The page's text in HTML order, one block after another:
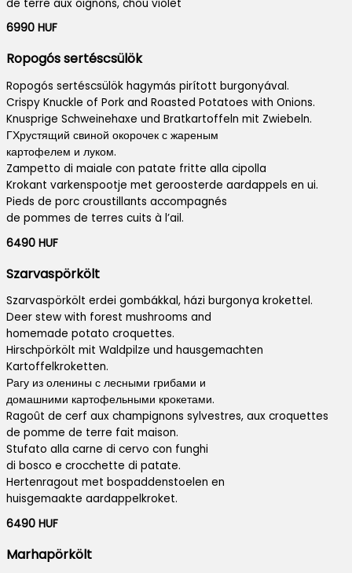
de terre aux oignons, chou violet
6990 HUF
Ropogós sertéscsülök
Ropogós sertéscsülök hagymás pirított burgonyával.
Crispy Knuckle of Pork and Roasted Potatoes with Onions.
Knusprige Schweinehaxe und Bratkartoffeln mit Zwiebeln.
ГХрустящий свиной окорочек с жареным
картофелем и луком.
Zampetto di maiale con patate fritte alla cipolla
Krokant varkenspootje met geroosterde aardappels en ui.
Pieds de porc croustillants accompagnés
de pommes de terres cuits à l’ail.
6490 HUF
Szarvaspörkölt
Szarvaspörkölt erdei gombákkal, házi burgonya krokettel.
Deer stew with forest mushrooms and
homemade potato croquettes.
Hirschpörkölt mit Waldpilze und hausgemachten
Kartoffelkroketten.
Рагу из оленины с лесными грибами и
домашними картофельными крокетами.
Ragoût de cerf aux champignons sylvestres, aux croquettes
de pomme de terre fait maison.
Stufato alla carne di cervo con funghi
di bosco e crocchette di patate.
Hertenragout met bospaddenstoelen en
huisgemaakte aardappelkroket.
6490 HUF
Marhapörkölt